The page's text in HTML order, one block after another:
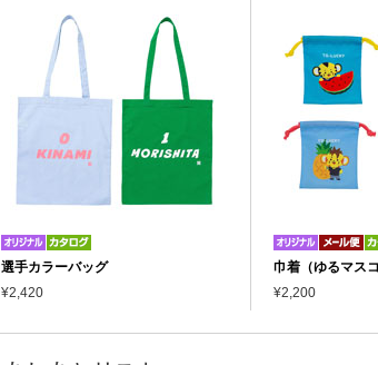
選手カラーバッグ
¥2,420
巾着（ゆるマスコ
¥2,200